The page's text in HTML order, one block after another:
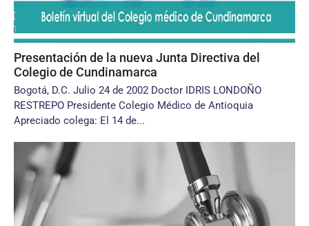
Presentación de la nueva Junta Directiva del
Colegio de Cundinamarca
Bogotá, D.C. Julio 24 de 2002 Doctor IDRIS LONDOÑO
RESTREPO Presidente Colegio Médico de Antioquia
Apreciado colega: El 14 de...